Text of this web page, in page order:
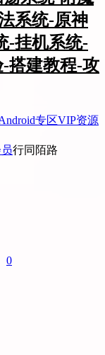
系统-原神
-挂机系统-
搭建教程-攻
专区VIP资源
行同陌路
0